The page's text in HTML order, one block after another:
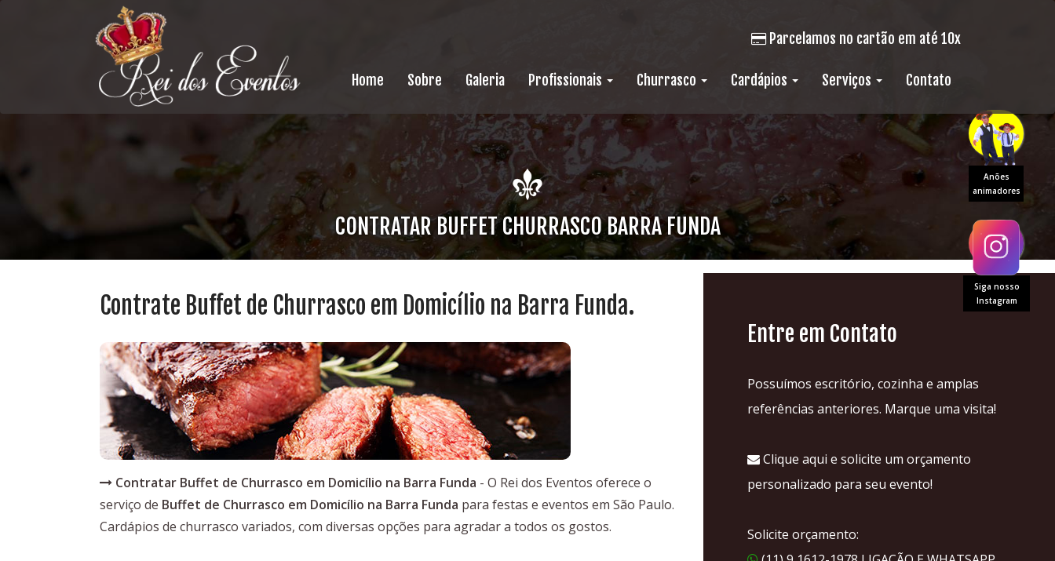
Anões
animadores
Siga nosso
Instagram
Home Sobre Galeria Profissionais Churrasco Cardápios Serviços Contato
Parcelamos no cartão em até 10x
CONTRATAR BUFFET CHURRASCO BARRA FUNDA
Contrate Buffet de Churrasco em Domicílio na Barra Funda.
Contratar Buffet de Churrasco em Domicílio na Barra Funda - O Rei dos Eventos oferece o
serviço de Buffet de Churrasco em Domicílio na Barra Funda para festas e eventos em São Paulo.
Cardápios de churrasco variados, com diversas opções para agradar a todos os gostos.
Entre em Contato
Possuímos escritório, cozinha e amplas
referências anteriores. Marque uma visita!
Clique aqui e solicite um orçamento
personalizado para seu evento!
Solicite orçamento: